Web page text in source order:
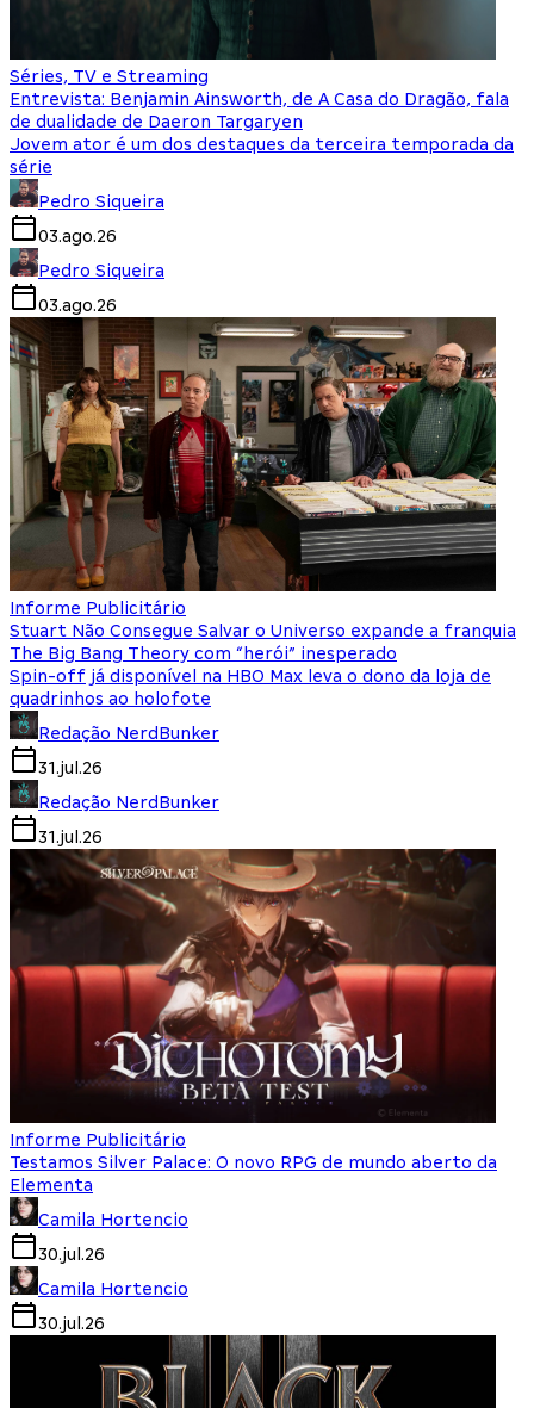
Séries, TV e Streaming
Entrevista: Benjamin Ainsworth, de A Casa do Dragão, fala
de dualidade de Daeron Targaryen
Jovem ator é um dos destaques da terceira temporada da
série
Pedro Siqueira
03.ago.26
Pedro Siqueira
03.ago.26
Informe Publicitário
Stuart Não Consegue Salvar o Universo expande a franquia
The Big Bang Theory com “herói” inesperado
Spin-off já disponível na HBO Max leva o dono da loja de
quadrinhos ao holofote
Redação NerdBunker
31.jul.26
Redação NerdBunker
31.jul.26
Informe Publicitário
Testamos Silver Palace: O novo RPG de mundo aberto da
Elementa
Camila Hortencio
30.jul.26
Camila Hortencio
30.jul.26